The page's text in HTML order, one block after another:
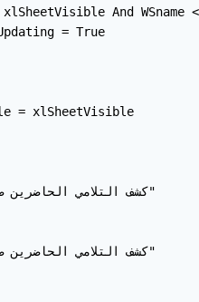
And WSname
= True
= xlSheetVisible